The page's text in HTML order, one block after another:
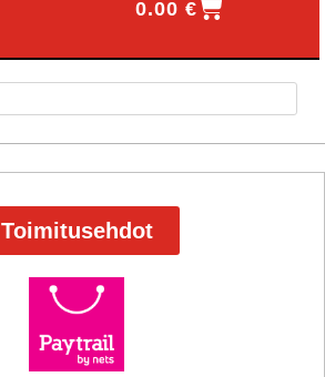
0.00€
Toimitusehdot